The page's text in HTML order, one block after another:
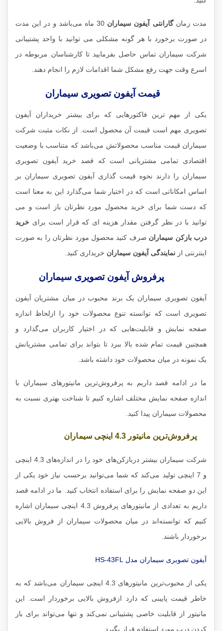
مدت زمانگارانتی آیفون سیماران
30 ماه می‌باشد و در این مدت
در صورت برخورد با هر گونه مشکلی می توانید با واحد پشتیبانی
شرکت سیماران تماس حاصل بفرمایید تا کارشناسان مربوطه در
اسرع وقت جهت رفع مشکل شما اقدامات لازم را انجام دهند.
قیمت آیفون تصویری سیماران
یکی از مهم ترین فاکتورهایی که برای بیشتر خریداران آیفون
تصویری مهم است قیمت آن محصول است. از نکات مثبت شرکت
سیماران قیمت مناسب محصولاتش می‌باشد که متناسب با وضعیت
اقتصادی تمامی مشتریانی است که قصد خرید آیفون تصویری
سیماران را دارند نحوه قیمت گذاری آیفون تصویری سیماران بر
اساس امکاناتی است که در اختیار شما می‌گذارد این به معنا است
که دست شما برای خرید محصول مورد نظرتان باز است و می
توانید با در نظر گرفتن مقدار هزینه ای که قرار است برای خرید
درب بازکن سیماران صرف کنید محصول مورد نظرتان را به صورت
اینترنتی از نمایندگی آیفون سیماران خریداری کنید.
پرفروش آیفون تصویری سیماران
آیفون تصویری سیماران یک برند محبوب در میان مشتریان آیفون
تصویری است که توانسته تنوع محصولات خود را ازلحاظ اندازه
صفحه نمایش و قابلیت‌هایی که در اختیار کاربران می‌گذارد و
همچنین قیمت تمام شده بالا ببرد تا بتواند برای تمامی مشتریانش
یک نمونه در میان محصولات خود داشته باشد.
ما در ادامه قصد داریم به پرفروش‌ترین مانیتور‌های سیماران با
اندازه صفحه نمایش مختلف اشاره کنیم تا شناخت بهتری نسبت به
محصولات سیماران پیدا کنید.
پرفروش‌ترین مانیتور 4.3 اینچی سیماران
شرکت سیماران بیشتر دربازکن‌های خود را در اندازه‌های 4.3 اینچی
و 7 اینچی تولید می‌کند که شما می‌توانید برحسب نیاز خود یکی از
این دو صفحه نمایش را برای استفاده انتخاب کنید. ما در ادامه قصد
داریم به تعدادی از مانیتور‌های پرفروش 4.3 اینچی سیماران اشاره
کنیم که توانسته‌اند در میان محصولات سیماران از فروش بالایی
برخوردار باشند.
آیفون تصویری سیماران مدل HS-43FL
یکی از محبوب‌ترین مانیتور‌های 4.3 اینچی سیماران می‌باشد که به
خاطر قیمت پایینی که دارد ازفروش بالایی برخوردار است. این
مانیتور از قابلیت خاصی پشتیبانی نمی‌کند و تنها می‌تواند برای باز
کردن درب مورد استفاده قرار بگیرد.